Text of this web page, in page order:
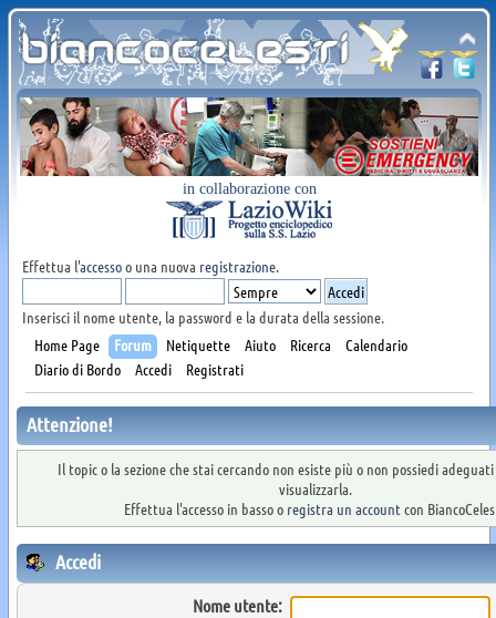
in collaborazione con
Effettua l'accessoo una nuova registrazione.
Inserisci il nome utente, la password e la durata della sessione.
Home Page
Forum Netiquette Aiuto Ricerca
Calendario
Diario di Bordo
Accedi Registrati
Attenzione!
Il topic o la sezione che stai cercando non esiste più o non possiedi
visualizzarla.
Effettua l'accesso in basso o registra un account con
Accedi
Nome utente: